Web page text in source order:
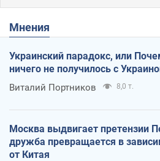
Мнения
Украинский парадокс, или
ничего не получилось с
Виталий Портников 8,0 т.
Москва выдвигает претензии
дружба превращается в
от Китая